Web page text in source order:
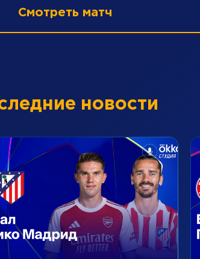
Смотреть матч
новости